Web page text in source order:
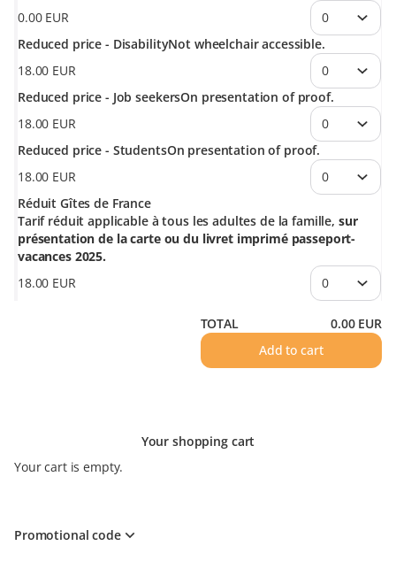
0.00 EUR
Reduced price - DisabilityNot wheelchair accessible.
18.00 EUR
Reduced price - Job seekersOn presentation of proof.
18.00 EUR
Reduced price - StudentsOn presentation of proof.
18.00 EUR
Réduit Gîtes de France
Tarif réduit applicable à tous les adultes de la famille, sur
présentation de la carte ou du livret imprimé passeport-
vacances 2025.
18.00 EUR
TOTAL 0.00 EUR
Add to cart
Your shopping cart
Your cart is empty.
Promotional code